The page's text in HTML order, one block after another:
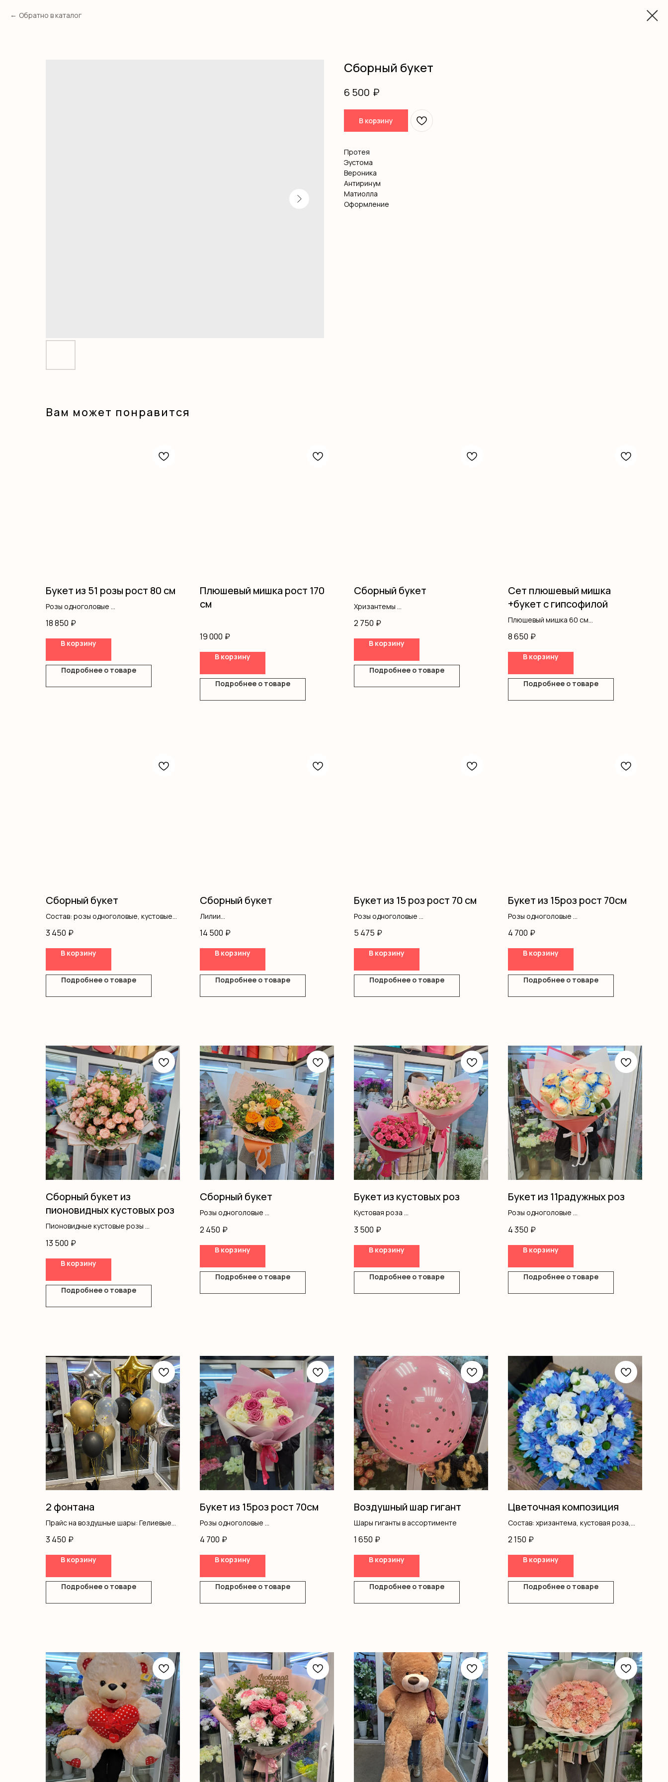
Обратно в каталог
Сборный букет
6 500 ₽
В корзину
Протея
Эустома
Вероника
Антиринум
Матиолла
Оформление
Вам может понравится
Букет из 51 розы рост 80 см
Розы одноголовые
18 850 ₽
В корзину
Подробнее о товаре
Плюшевый мишка рост 170
см
19 000 ₽
В корзину
Подробнее о товаре
Сборный букет
Хризантемы
Розы одноголовые
2 750 ₽
В корзину
Подробнее о товаре
Сет плюшевый мишка
+букет с гипсофилой
Плюшевый мишка 60 см
Оформление
8 650 ₽
В корзину
Подробнее о товаре
Сборный букет
Состав: розы одноголовые, кустовые
кустовая, писташ, оформление
3 450 ₽
В корзину
Подробнее о товаре
Сборный букет
Лилии
Альстромерия
Писташ
Оформление
14 500 ₽
В корзину
Подробнее о товаре
Букет из 15 роз рост 70 см
Розы одноголовые
5 475 ₽
В корзину
Подробнее о товаре
Букет из 15роз рост 70см
Розы одноголовые
4 700 ₽
В корзину
Подробнее о товаре
Сборный букет из
пионовидных кустовых роз
Пионовидные кустовые розы
Оформление
13 500 ₽
В корзину
Подробнее о товаре
Сборный букет
Розы одноголовые
Альстромерия
Диантус
Писташ
2 450 ₽
В корзину
Подробнее о товаре
Букет из кустовых роз
Кустовая роза
3 500 ₽
В корзину
Подробнее о товаре
Букет из 11радужных роз
Розы одноголовые
4 350 ₽
В корзину
Подробнее о товаре
2 фонтана
Прайс на воздушные шары: Гелиевые
шары метализированные - 145 ₽.
Фольгированные
шары(звезды,сердца) - 450 ₽.
450-650 ₽. Фольгированные шары
3 450 ₽
В корзину
Подробнее о товаре
Букет из 15роз рост 70см
Розы одноголовые
4 700 ₽
В корзину
Подробнее о товаре
Воздушный шар гигант
Шары гиганты в ассортименте
1 650 ₽
В корзину
Подробнее о товаре
Цветочная композиция
Состав: хризантема, кустовая роза,
2 150 ₽
В корзину
Подробнее о товаре